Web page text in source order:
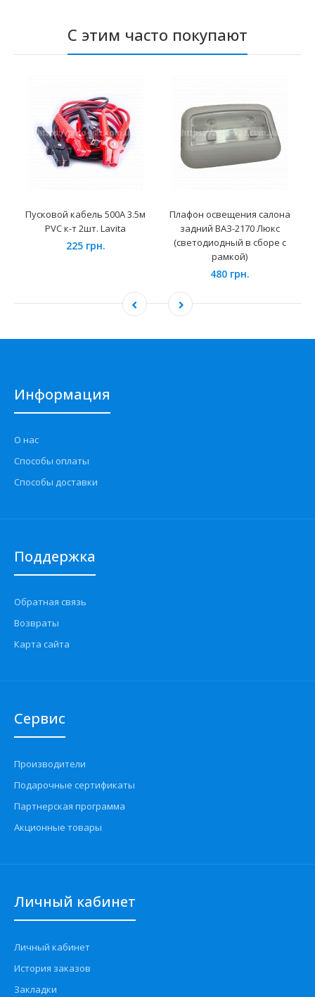
С этим часто покупают
Пусковой кабель 500A 3.5м
PVC к-т 2шт. Lavita
225 грн.
Плафон освещения салона
задний ВАЗ-2170 Люкс
(светодиодный в сборе с
рамкой)
480 грн.
Информация
О нас
Способы оплаты
Способы доставки
Поддержка
Обратная связь
Возвраты
Карта сайта
Сервис
Производители
Подарочные сертификаты
Партнерская программа
Акционные товары
Личный кабинет
Личный кабинет
История заказов
Закладки